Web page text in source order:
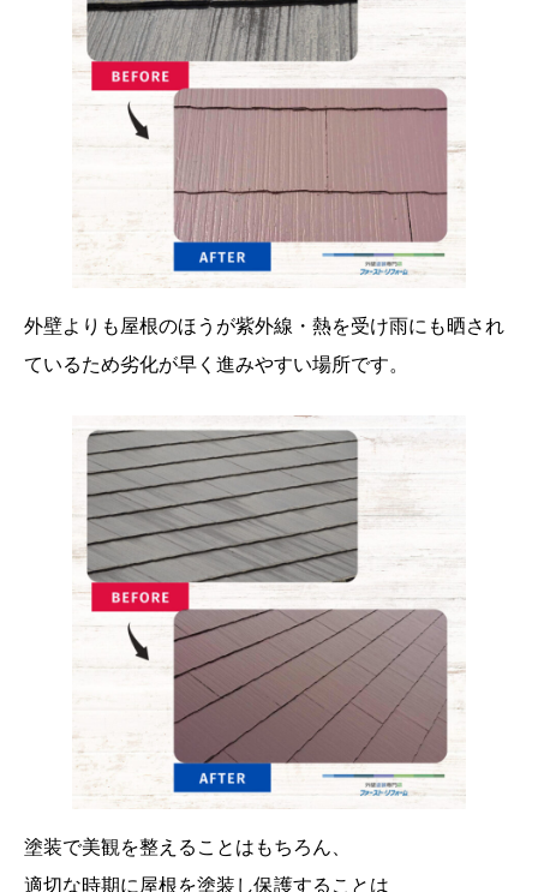
外壁よりも屋根のほうが紫外線・熱を受け雨にも晒され
ているため劣化が早く進みやすい場所です。
塗装で美観を整えることはもちろん、
適切な時期に屋根を塗装し保護することは